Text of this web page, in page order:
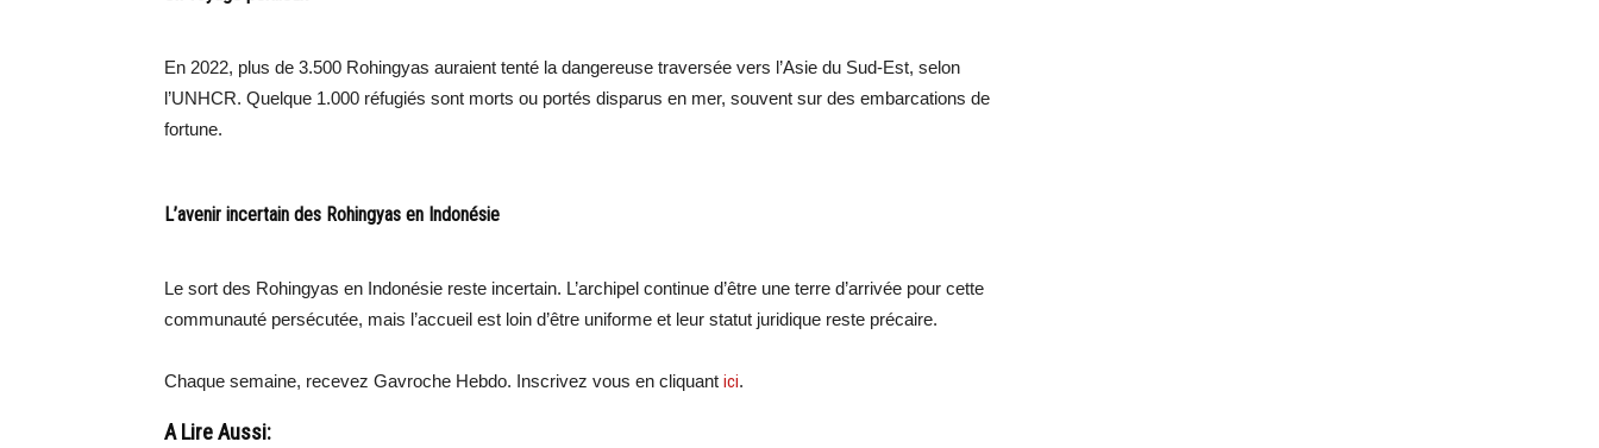
En 2022, plus de 3.500 Rohingyas auraient tenté la dangereuse traversée vers l’Asie du Sud-Est, selon
l’UNHCR. Quelque 1.000 réfugiés sont morts ou portés disparus en mer, souvent sur des embarcations de
fortune.
L’avenir incertain des Rohingyas en Indonésie
Le sort des Rohingyas en Indonésie reste incertain. L’archipel continue d’être une terre d’arrivée pour cette
communauté persécutée, mais l’accueil est loin d’être uniforme et leur statut juridique reste précaire.
Chaque semaine, recevez Gavroche Hebdo. Inscrivez vous en cliquant ici.
A Lire Aussi: